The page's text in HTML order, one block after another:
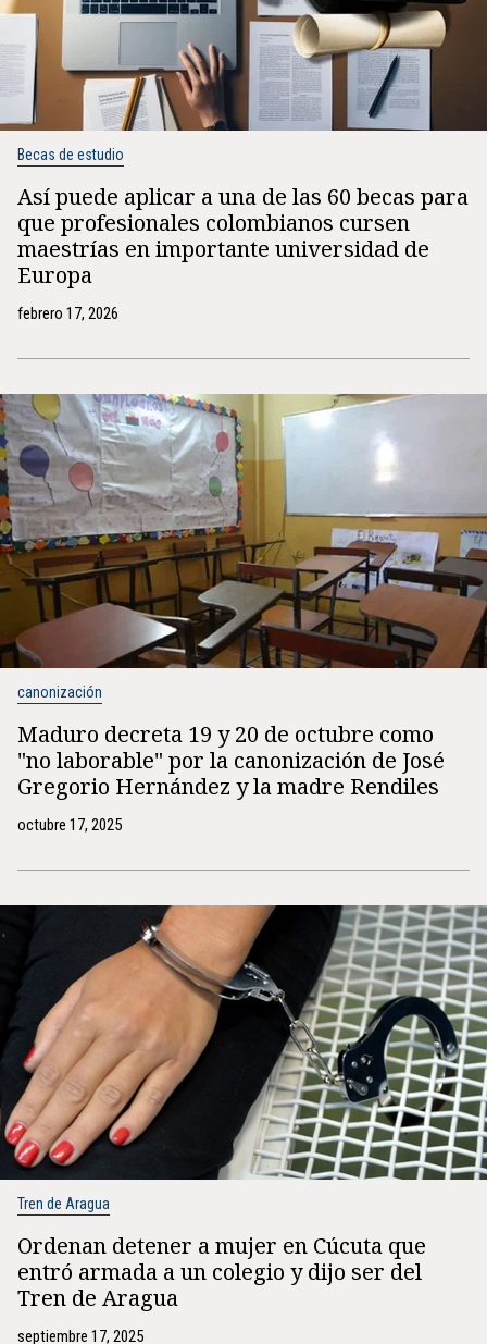
Becas de estudio
Así puede aplicar a una de las 60 becas para
que profesionales colombianos cursen
maestrías en importante universidad de
Europa
febrero 17, 2026
canonización
Maduro decreta 19 y 20 de octubre como
"no laborable" por la canonización de José
Gregorio Hernández y la madre Rendiles
octubre 17, 2025
Tren de Aragua
Ordenan detener a mujer en Cúcuta que
entró armada a un colegio y dijo ser del
Tren de Aragua
septiembre 17, 2025